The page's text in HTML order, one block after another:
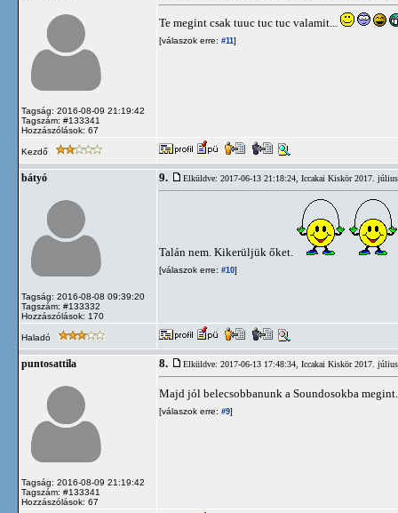
Tagság: 2016-08-09 21:19:42
Tagszám: #133341
Hozzászólások: 67
Te megint csak tuuc tuc tuc valamit...
[válaszok erre: #11]
Kezdő
bátyó
Tagság: 2016-08-08 09:39:20
Tagszám: #133332
Hozzászólások: 170
9. Elküldve: 2017-06-13 21:18:24, Iccakai Kiskör 2017.
Talán nem. Kikerüljük őket.
[válaszok erre: #10]
Haladó
puntosattila
Tagság: 2016-08-09 21:19:42
Tagszám: #133341
Hozzászólások: 67
8. Elküldve: 2017-06-13 17:48:34, Iccakai Kiskör 2017.
Majd jól belecsobbanunk a Soundosokba
[válaszok erre: #9]